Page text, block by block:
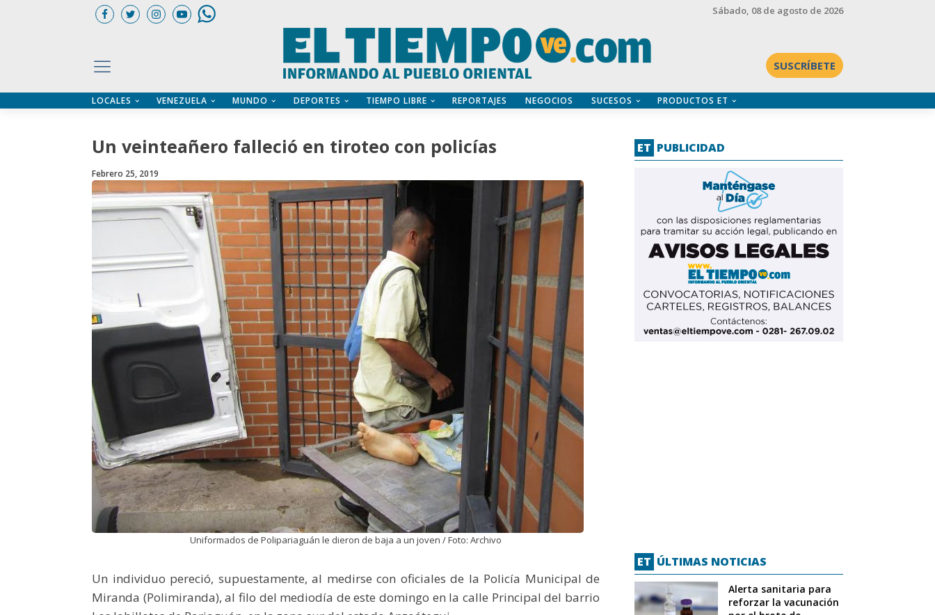
Sábado, 08 de agosto de 2026
SUSCRÍBETE
LOCALES VENEZUELA MUNDO DEPORTES TIEMPO LIBRE REPORTAJES NEGOCIOS SUCESOS PRODUCTOS ET
Un veinteañero falleció en tiroteo con policías
Febrero 25, 2019
Uniformados de Polipariaguán le dieron de baja a un joven / Foto: Archivo
Un individuo pereció, supuestamente, al medirse con oficiales de la Policía Municipal de
Miranda (Polimiranda), al filo del mediodía de este domingo en la calle Principal del barrio
ET PUBLICIDAD
ET ÚLTIMAS NOTICIAS
Alerta sanitaria para
reforzar la vacunación